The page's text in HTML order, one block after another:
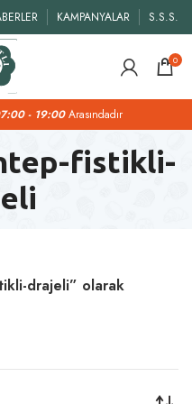
KAMPANYALAR S.S.S.
0
- 19:00Arasındadır
fistikli-
drajeli” olarak